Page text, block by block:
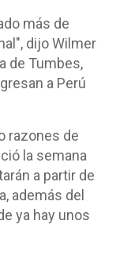
más de
dijo Wilmer
de Tumbes,
a Perú
razones de
la semana
a partir de
además del
ya hay unos